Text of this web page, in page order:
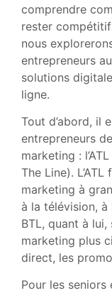
comprendre
rester
nous
entrepreneurs
solutions
ligne.
Tout d’abord, il
entrepreneurs
marketing :
The Line).
marketing à
à la télévision,
BTL, quant à
marketing plus
direct, les
Pour les